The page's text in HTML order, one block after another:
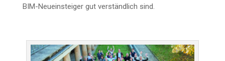
BIM-Neu­ein­stei­ger gut ver­ständ­lich sind.